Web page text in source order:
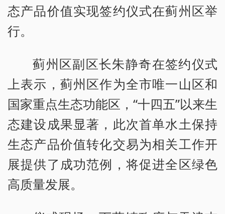
态产品价值实现签约仪式在蓟州区举
行。
蓟州区副区长朱静奇在签约仪式
上表示，蓟州区作为全市唯一山区和
国家重点生态功能区，“十四五”以来生
态建设成果显著，此次首单水土保持
生态产品价值转化交易为相关工作开
展提供了成功范例，将促进全区绿色
高质量发展。